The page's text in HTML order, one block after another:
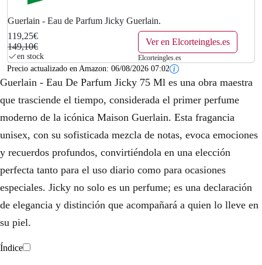
€
Guerlain - Eau de Parfum Jicky Guerlain.
119,25€
149,10€
en stock
Ver en Elcorteingles.es
Elcorteingles.es
Precio actualizado en Amazon: 06/08/2026 07:02
Guerlain - Eau De Parfum Jicky 75 Ml es una obra maestra
que trasciende el tiempo, considerada el primer perfume
moderno de la icónica Maison Guerlain. Esta fragancia
unisex, con su sofisticada mezcla de notas, evoca emociones
y recuerdos profundos, convirtiéndola en una elección
perfecta tanto para el uso diario como para ocasiones
especiales. Jicky no solo es un perfume; es una declaración
de elegancia y distinción que acompañará a quien lo lleve en
su piel.
Índice